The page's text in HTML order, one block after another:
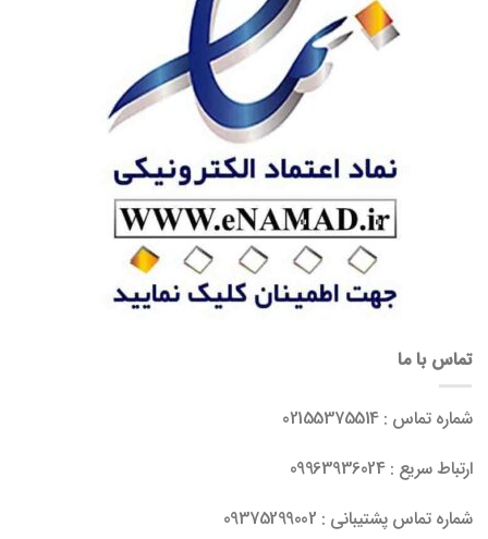
تماس با ما
شماره تماس : 02155375514
ارتباط سریع : 09963936024
شماره تماس پشتیبانی : 09375299002